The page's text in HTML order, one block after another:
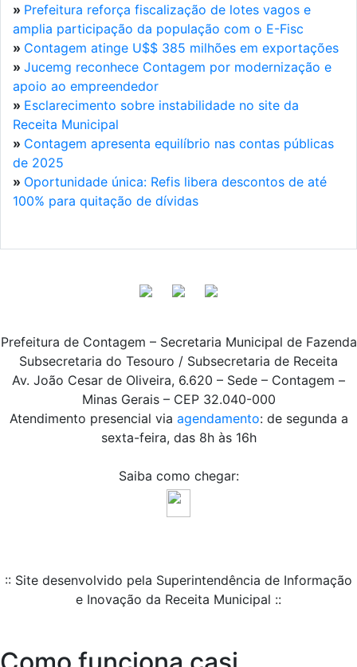
» Prefeitura reforça fiscalização de lotes vagos e
amplia participação da população com o E-Fisc
» Contagem atinge U$$ 385 milhões em exportações
» Jucemg reconhece Contagem por modernização e
apoio ao empreendedor
» Esclarecimento sobre instabilidade no site da
Receita Municipal
» Contagem apresenta equilíbrio nas contas públicas
de 2025
» Oportunidade única: Refis libera descontos de até
100% para quitação de dívidas
Prefeitura de Contagem – Secretaria Municipal de Fazenda
Subsecretaria do Tesouro / Subsecretaria de Receita
Av. João Cesar de Oliveira, 6.620 – Sede – Contagem –
Minas Gerais – CEP 32.040-000
Atendimento presencial via agendamento: de segunda a
sexta-feira, das 8h às 16h
Saiba como chegar:
:: Site desenvolvido pela Superintendência de Informação
e Inovação da Receita Municipal ::